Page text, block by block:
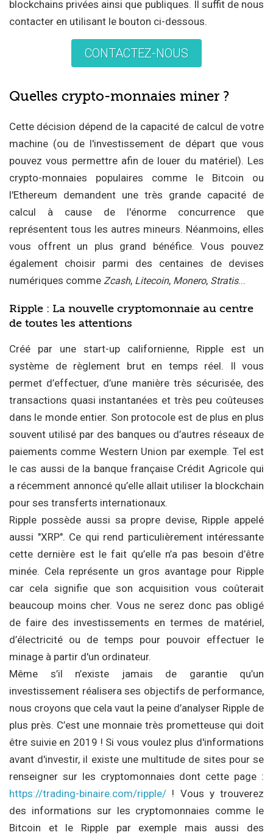
blockchains privées ainsi que publiques. Il suffit de nous
contacter en utilisant le bouton ci-dessous.
CONTACTEZ-NOUS
Quelles crypto-monnaies miner ?
Cette décision dépend de la capacité de calcul de votre
machine (ou de l'investissement de départ que vous
pouvez vous permettre afin de louer du matériel). Les
crypto-monnaies populaires comme le Bitcoin ou
l'Ethereum demandent une très grande capacité de
calcul à cause de l'énorme concurrence que
représentent tous les autres mineurs. Néanmoins, elles
vous offrent un plus grand bénéfice. Vous pouvez
également choisir parmi des centaines de devises
numériques comme Zcash, Litecoin, Monero, Stratis...
Ripple : La nouvelle cryptomonnaie au centre
de toutes les attentions
Créé par une start-up californienne, Ripple est un
système de règlement brut en temps réel. Il vous
permet d’effectuer, d’une manière très sécurisée, des
transactions quasi instantanées et très peu coûteuses
dans le monde entier. Son protocole est de plus en plus
souvent utilisé par des banques ou d’autres réseaux de
paiements comme Western Union par exemple. Tel est
le cas aussi de la banque française Crédit Agricole qui
a récemment annoncé qu’elle allait utiliser la blockchain
pour ses transferts internationaux.
Ripple possède aussi sa propre devise, Ripple appelé
aussi "XRP". Ce qui rend particulièrement intéressante
cette dernière est le fait qu’elle n’a pas besoin d’être
minée. Cela représente un gros avantage pour Ripple
car cela signifie que son acquisition vous coûterait
beaucoup moins cher. Vous ne serez donc pas obligé
de faire des investissements en termes de matériel,
d’électricité ou de temps pour pouvoir effectuer le
minage à partir d'un ordinateur.
Même s’il n’existe jamais de garantie qu’un
investissement réalisera ses objectifs de performance,
nous croyons que cela vaut la peine d’analyser Ripple de
plus près. C’est une monnaie très prometteuse qui doit
être suivie en 2019 ! Si vous voulez plus d'informations
avant d'investir, il existe une multitude de sites pour se
renseigner sur les cryptomonnaies dont cette page :
https://trading-binaire.com/ripple/ ! Vous y trouverez
des informations sur les cryptomonnaies comme le
Bitcoin et le Ripple par exemple mais aussi des